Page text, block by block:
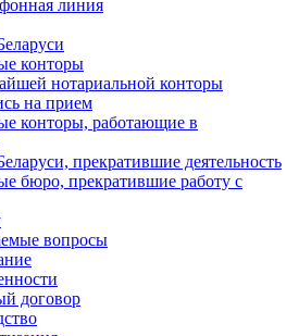
линия
конторы
нотариальной конторы
на прием
конторы, работающие в
прекратившие деятельность
бюро, прекратившие работу с
вопросы
договор